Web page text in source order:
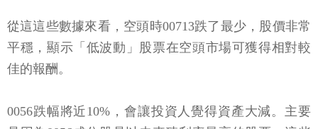
從這這些數據來看，空頭時00713跌了最少，股價非常
平穩，顯示「低波動」股票在空頭市場可獲得相對較
佳的報酬。
0056跌幅將近10%，會讓投資人覺得資產大減。主要